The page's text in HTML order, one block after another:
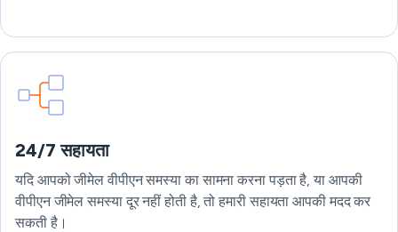
24/7 सहायता
यदि आपको जीमेल वीपीएन समस्या का सामना करना पड़ता है, या आपकी
वीपीएन जीमेल समस्या दूर नहीं होती है, तो हमारी सहायता आपकी मदद कर
सकती है।